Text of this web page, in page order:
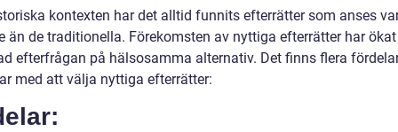
kontexten har det alltid funnits efterrätter som anses
än de traditionella. Förekomsten av nyttiga efterrätter har
efterfrågan på hälsosamma alternativ. Det finns flera
med att välja nyttiga efterrätter: